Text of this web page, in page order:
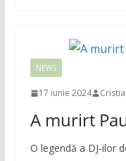
NEWS
17 iunie 2024
A murirt
O legendă a DJ-ilor